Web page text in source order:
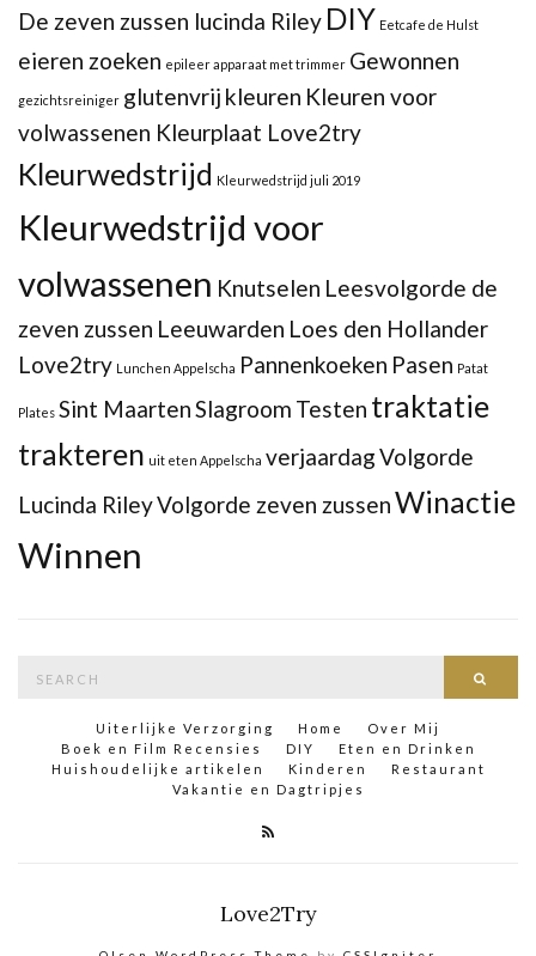
De zeven zussen lucinda Riley DIY Eetcafe de Hulst
eieren zoeken epileer apparaat met trimmer Gewonnen
gezichtsreiniger glutenvrij kleuren Kleuren voor
volwassenen Kleurplaat Love2try
Kleurwedstrijd Kleurwedstrijd juli 2019
Kleurwedstrijd voor
volwassenen Knutselen Leesvolgorde de
zeven zussen Leeuwarden Loes den Hollander
Love2try Lunchen Appelscha Pannenkoeken Pasen Patat
Plates Sint MaartenSlagroom Testen traktatie
trakteren uit eten Appelscha verjaardagVolgorde
Lucinda RileyVolgorde zeven zussenWinactie
Winnen
Uiterlijke Verzorging Home
Over Mij
Boek en Film Recensies
DIY
Eten en Drinken
Huishoudelijke artikelen
Kinderen
Restaurant
Vakantie en Dagtripjes
Love2Try